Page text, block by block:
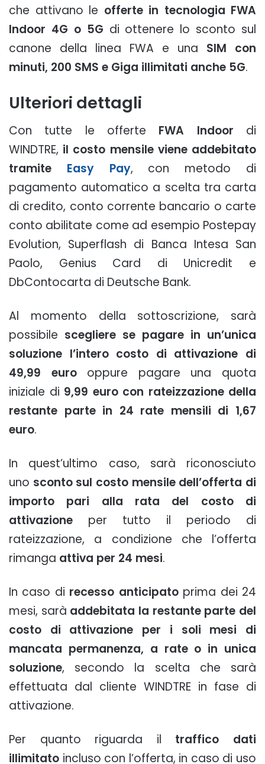
che attivano le offerte in tecnologia FWA
Indoor 4G o 5G di ottenere lo sconto sul
canone della linea FWA e una SIM con
minuti, 200 SMS e Giga illimitati anche 5G.
Ulteriori dettagli
Con tutte le offerte FWA Indoor di
WINDTRE, il costo mensile viene addebitato
tramite Easy Pay, con metodo di
pagamento automatico a scelta tra carta
di credito, conto corrente bancario o carte
conto abilitate come ad esempio Postepay
Evolution, Superflash di Banca Intesa San
Paolo, Genius Card di Unicredit e
DbContocarta di Deutsche Bank.
Al momento della sottoscrizione, sarà
possibile scegliere se pagare in un’unica
soluzione l’intero costo di attivazione di
49,99 eurooppure pagare una quota
iniziale di 9,99 euro con rateizzazione della
restante parte in 24 rate mensili di 1,67
euro.
In quest’ultimo caso, sarà riconosciuto
uno sconto sul costo mensile dell’offerta di
importo pari alla rata del costo di
attivazione per tutto il periodo di
rateizzazione, a condizione che l’offerta
rimanga attiva per 24 mesi.
In caso di recesso anticipatoprima dei 24
mesi, sarà addebitata la restante parte del
costo di attivazione per i soli mesi di
mancata permanenza, a rate o in unica
soluzione, secondo la scelta che sarà
effettuata dal cliente WINDTRE in fase di
attivazione.
Per quanto riguarda il traffico dati
illimitato incluso con l’offerta, in caso di uso